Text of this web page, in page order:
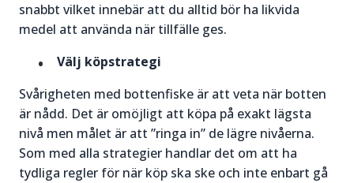
snabbt vilket innebär att du alltid bör ha likvida
medel att använda när tillfälle ges.
Välj köpstrategi
Svårigheten med bottenfiske är att veta när botten
är nådd. Det är omöjligt att köpa på exakt lägsta
nivå men målet är att ”ringa in” de lägre nivåerna.
Som med alla strategier handlar det om att ha
tydliga regler för när köp ska ske och inte enbart gå